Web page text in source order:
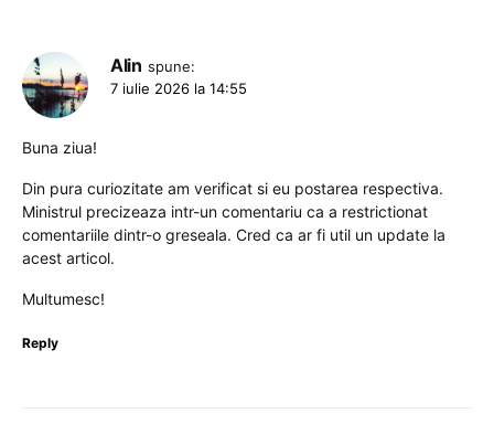
Alin spune:
7 iulie 2026 la 14:55
Buna ziua!
Din pura curiozitate am verificat si eu postarea respectiva.
Ministrul precizeaza intr-un comentariu ca a restrictionat
comentariile dintr-o greseala. Cred ca ar fi util un update la
acest articol.
Multumesc!
Reply